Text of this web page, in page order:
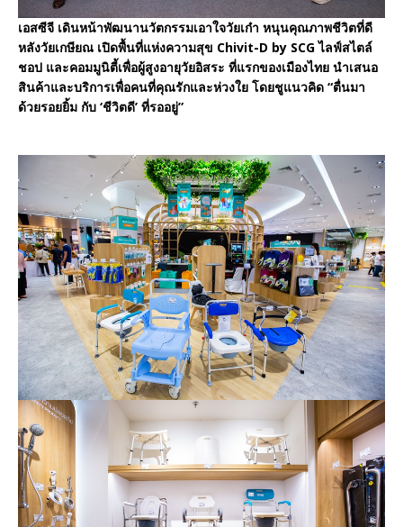
เอสซีจี เดินหน้าพัฒนานวัตกรรมเอาใจวัยเก๋า หนุนคุณภาพชีวิตที่ดี
หลังวัยเกษียณ เปิดพื้นที่แห่งความสุข Chivit-D by SCG ไลฟ์สไตล์
ชอป และคอมมูนิตี้เพื่อผู้สูงอายุวัยอิสระ ที่แรกของเมืองไทย นำเสนอ
สินค้าและบริการเพื่อคนที่คุณรักและห่วงใย โดยชูแนวคิด “ตื่นมา
ด้วยรอยยิ้ม กับ ‘ชีวิตดี’ ที่รออยู่”